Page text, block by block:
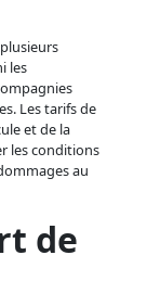
les
Les tarifs de
et de la
les conditions
au
de